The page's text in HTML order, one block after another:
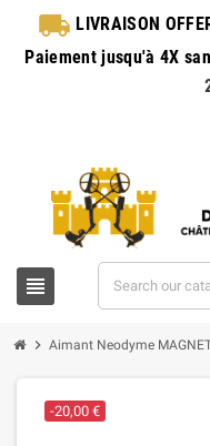
local_shipping LIVRAISON
Paiement jusqu'à
view_headline
chevron_right Aimant Neodyme
-20,00 €